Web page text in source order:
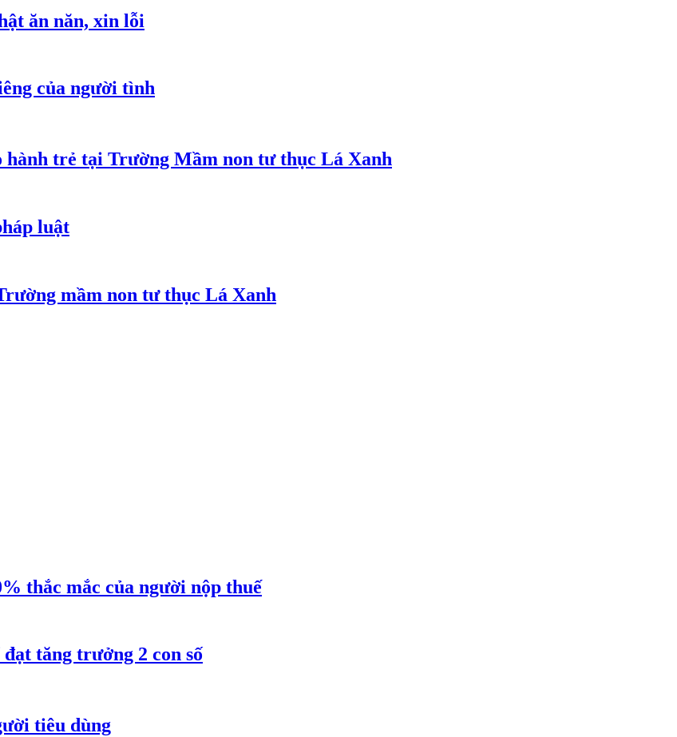
ăn năn, xin lỗi
của người tình
trẻ tại Trường Mầm non tư thục Lá Xanh
luật
mầm non tư thục Lá Xanh
thắc mắc của người nộp thuế
tăng trưởng 2 con số
tiêu dùng